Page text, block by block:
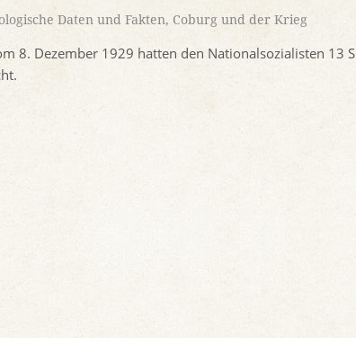
Daten und Fakten, Coburg und der Krieg
8. Dezember 1929 hatten den Nationalsozialisten 13